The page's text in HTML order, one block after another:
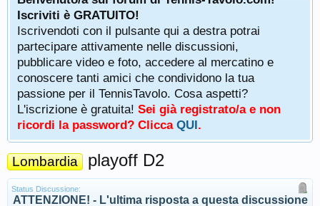
Iscriviti è GRATUITO!
Iscrivendoti con il pulsante qui a destra potrai
partecipare attivamente nelle discussioni,
pubblicare video e foto, accedere al mercatino e
conoscere tanti amici che condividono la tua
passione per il TennisTavolo. Cosa aspetti?
L'iscrizione è gratuita! Sei già registrato/a e non
ricordi la password? Clicca QUI.
Lombardia playoff D2
Status Discussione:
ATTENZIONE! - L'ultima risposta a questa discussione